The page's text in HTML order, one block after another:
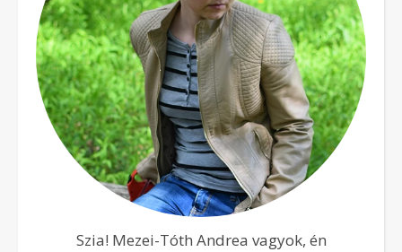
Szia! Mezei-Tóth Andrea vagyok, én